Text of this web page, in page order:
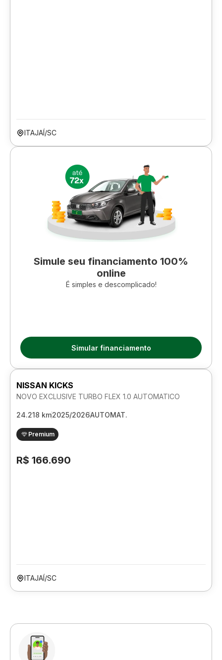
ITAJAÍ/SC
Simule seu financiamento 100%
online
É simples e descomplicado!
Simular financiamento
NISSAN KICKS
NOVO EXCLUSIVE TURBO FLEX 1.0 AUTOMATICO
24.218 km2025/2026AUTOMAT.
Premium
R$ 166.690
ITAJAÍ/SC